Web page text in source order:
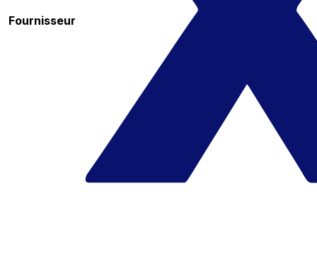
Fournisseur